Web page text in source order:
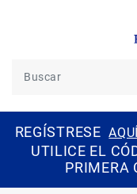
REGÍSTRESE AQUÍ
UTILICE EL
PRIMERA